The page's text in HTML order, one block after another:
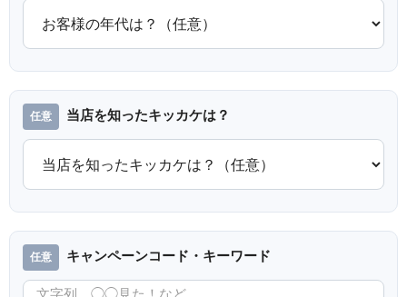
当店を知ったキッカケは？
キャンペーンコード・キーワード